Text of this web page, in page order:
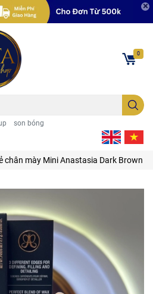
son bóng
0
chân mày Mini Anastasia Dark Brown